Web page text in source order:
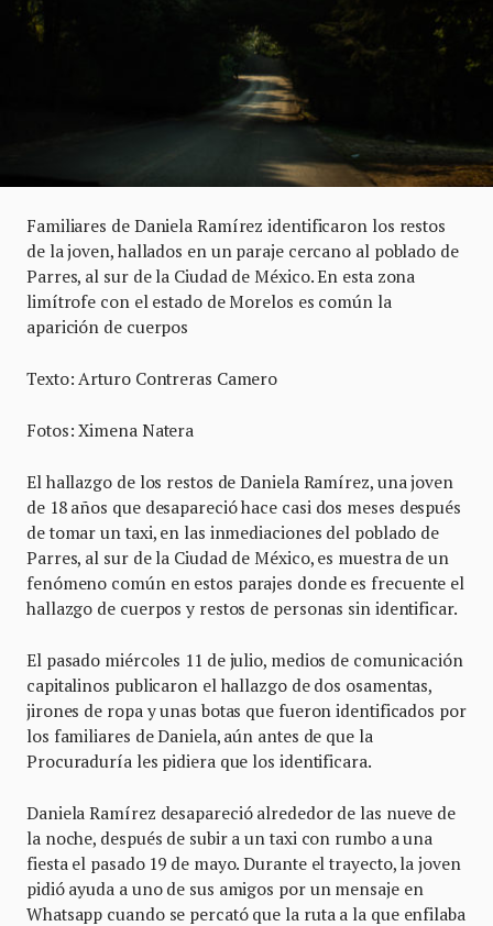
Familiares de Daniela Ramírez identificaron los restos
de la joven, hallados en un paraje cercano al poblado de
Parres, al sur de la Ciudad de México. En esta zona
limítrofe con el estado de Morelos es común la
aparición de cuerpos
Texto: Arturo Contreras Camero
Fotos: Ximena Natera
El hallazgo de los restos de Daniela Ramírez, una joven
de 18 años que desapareció hace casi dos meses después
de tomar un taxi, en las inmediaciones del poblado de
Parres, al sur de la Ciudad de México, es muestra de un
fenómeno común en estos parajes donde es frecuente el
hallazgo de cuerpos y restos de personas sin identificar.
El pasado miércoles 11 de julio, medios de comunicación
capitalinos publicaron el hallazgo de dos osamentas,
jirones de ropa y unas botas que fueron identificados por
los familiares de Daniela, aún antes de que la
Procuraduría les pidiera que los identificara.
Daniela Ramírez desapareció alrededor de las nueve de
la noche, después de subir a un taxi con rumbo a una
fiesta el pasado 19 de mayo. Durante el trayecto, la joven
pidió ayuda a uno de sus amigos por un mensaje en
Whatsapp cuando se percató que la ruta a la que enfilaba